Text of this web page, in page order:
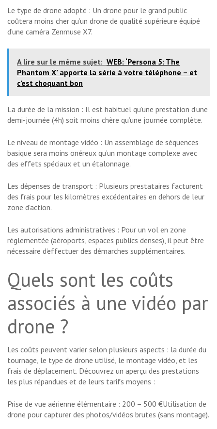
Le type de drone adopté : Un drone pour le grand public
coûtera moins cher qu’un drone de qualité supérieure équipé
d’une caméra Zenmuse X7.
A lire sur le même sujet: WEB: ‘Persona 5: The
Phantom X’ apporte la série à votre téléphone – et
c’est choquant bon
La durée de la mission : Il est habituel qu’une prestation d’une
demi-journée (4h) soit moins chère qu’une journée complète.
Le niveau de montage vidéo : Un assemblage de séquences
basique sera moins onéreux qu’un montage complexe avec
des effets spéciaux et un étalonnage.
Les dépenses de transport : Plusieurs prestataires facturent
des frais pour les kilomètres excédentaires en dehors de leur
zone d’action.
Les autorisations administratives : Pour un vol en zone
réglementée (aéroports, espaces publics denses), il peut être
nécessaire d’effectuer des démarches supplémentaires.
Quels sont les coûts
associés à une vidéo par
drone ?
Les coûts peuvent varier selon plusieurs aspects : la durée du
tournage, le type de drone utilisé, le montage vidéo, et les
frais de déplacement. Découvrez un aperçu des prestations
les plus répandues et de leurs tarifs moyens :
Prise de vue aérienne élémentaire : 200 – 500 €Utilisation de
drone pour capturer des photos/vidéos brutes (sans montage).